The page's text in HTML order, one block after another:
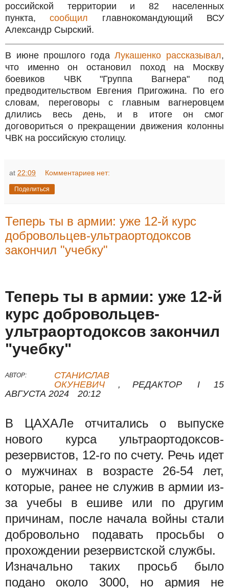
российской территории и 82 населенных
пункта,сообщил главнокомандующий ВСУ
Александр Сырский.
В июне прошлого годаЛукашенко рассказывал,
что именно он остановил поход на Москву
боевиков ЧВК "Группа Вагнера" под
предводительством Евгения Пригожина. По его
словам, переговоры с главным вагнеровцем
длились весь день, и в итоге он смог
договориться о прекращении движения колонны
ЧВК на российскую столицу.
at 22:09 Комментариев нет:
Поделиться
Теперь ты в армии: уже 12-й курс
добровольцев-ультраортодоксов
закончил "учебку"
Теперь ты в армии: уже 12-й
курс добровольцев-
ультраортодоксов закончил
"учебку"
АВТОР:
СТАНИСЛАВ
ОКУНЕВИЧ
, РЕДАКТОР I
15
АВГУСТА 2024
20:12
В ЦАХАЛе отчитались о выпуске
нового курса ультраортодоксов-
резервистов, 12-го по счету. Речь идет
о мужчинах в возрасте 26-54 лет,
которые, ранее не служив в армии из-
за учебы в ешиве или по другим
причинам, после начала войны стали
добровольно подавать просьбы о
прохождении резервистской службы.
Изначально таких просьб было
подано около 3000, но армия не